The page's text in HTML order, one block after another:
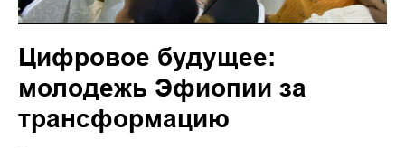
Цифровое будущее:
молодежь Эфиопии за
трансформацию